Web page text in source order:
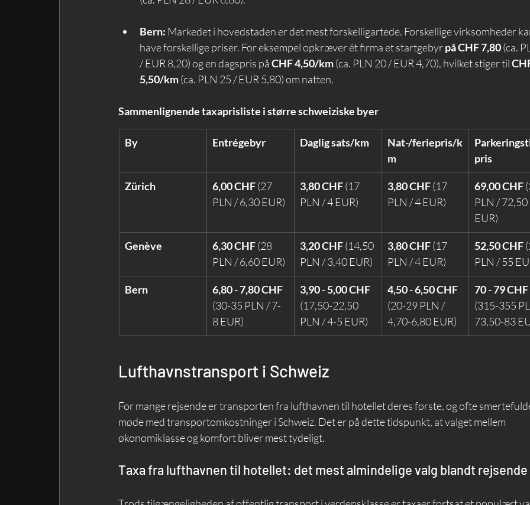
Bern: Markedet i hovedstaden er det mest forskelligartede. Forskellige virksomheder
have forskellige priser. For eksempel opkræver ét firma et startgebyr på CHF 7,80 (ca.
/ EUR 8,20) og en dagspris på CHF 4,50/km (ca. PLN 20 / EUR 4,70), hvilket stiger til
5,50/km (ca. PLN 25 / EUR 5,80) om natten.
Sammenlignende taxaprisliste i større schweiziske byer
By Entrégebyr Daglig sats/km
Nat-/feriepris/k
m
pris
Zürich 6,00 CHF (27
PLN / 6,30 EUR)
3,80 CHF (17
PLN / 4 EUR)
3,80 CHF (17
PLN / 4 EUR)
69,00 CHF
PLN / 72,50
EUR)
Genève 6,30 CHF (28
PLN / 6,60 EUR)
3,20 CHF (14,50
PLN / 3,40 EUR)
3,80 CHF (17
PLN / 4 EUR)
52,50 CHF
PLN / 55
Bern
6,80 - 7,80 CHF
(30-35 PLN / 7-
8 EUR)
3,90 - 5,00 CHF
(17,50-22,50
PLN / 4-5 EUR)
4,50 - 6,50 CHF
(20-29 PLN /
4,70-6,80 EUR)
70 - 79 CHF
(315-355
73,50-83
Lufthavnstransport i Schweiz
For mange rejsende er transporten fra lufthavnen til hotellet deres første, og ofte
møde med transportomkostninger i Schweiz. Det er på dette tidspunkt, at valget mellem
økonomiklasse og komfort bliver mest tydeligt.
Taxa fra lufthavnen til hotellet: det mest almindelige valg blandt rejsende